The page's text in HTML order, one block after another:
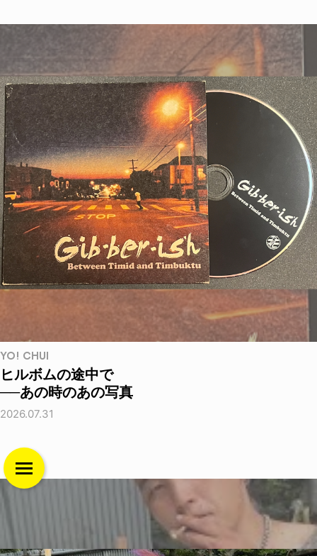
YO! CHUI
ヒルボムの途中で
──あの時のあの写真
2026.07.31